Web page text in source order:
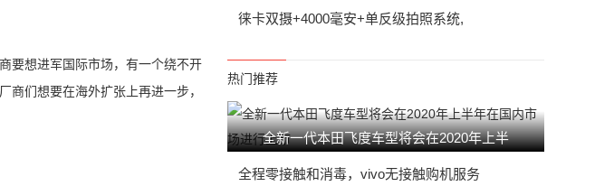
要想进军国际市场，有一个绕不开
们想要在海外扩张上再进一步，
徕卡双摄+4000毫安+单反级拍照系统,
热门推荐
全新一代本田飞度车型将会在2020年上半
全程零接触和消毒，vivo无接触购机服务